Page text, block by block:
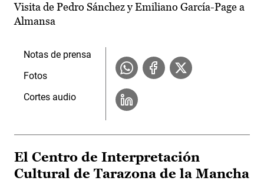
Visita de Pedro Sánchez y Emiliano García-Page a
Almansa
Notas de prensa
Fotos
Cortes audio
El Centro de Interpretación
Cultural de Tarazona de la Mancha